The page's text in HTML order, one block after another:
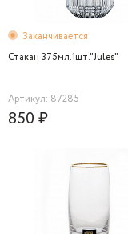
Заканчивается
Стакан 375мл.1шт."Jules"
Артикул: 87285
850 ₽